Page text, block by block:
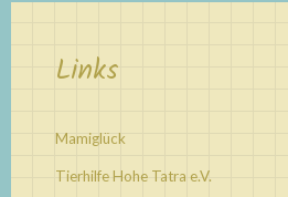
Links
Mamiglück
Tierhilfe Hohe Tatra e.V.